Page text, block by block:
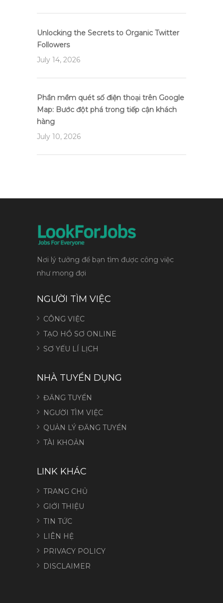
Unlocking the Secrets to Organic Twitter
Followers
July 14, 2026
Phần mềm quét số điện thoại trên Google
Map: Bước đột phá trong tiếp cận khách
hàng
July 10, 2026
Nơi lý tưởng để bạn tìm được công việc
như mong đợi
NGƯỜI TÌM VIỆC
CÔNG VIỆC
TẠO HỒ SƠ ONLINE
SƠ YẾU LÍ LỊCH
NHÀ TUYỂN DỤNG
ĐĂNG TUYỂN
NGƯỜI TÌM VIỆC
QUẢN LÝ ĐĂNG TUYỂN
TÀI KHOẢN
LINK KHÁC
TRANG CHỦ
GIỚI THIỆU
TIN TỨC
LIÊN HỆ
PRIVACY POLICY
DISCLAIMER